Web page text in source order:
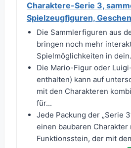
Charaktere-Serie 3,
Spielzeugfiguren,
Die Sammlerfiguren aus
bringen noch mehr
Spielmöglichkeiten in
Die Mario-Figur oder
enthalten) kann auf
mit den Charakteren
für...
Jede Packung der „Serie
einen baubaren Charakter
Funktionsstein, der mit